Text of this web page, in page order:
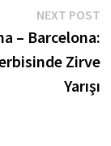
NEXT POST
– Barcelona:
Zirve
Yarışı